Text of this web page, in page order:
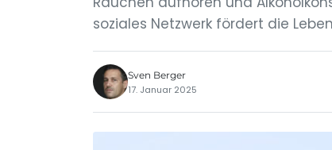
soziales Netzwerk fördert die
Sven Berger
17. Januar 2025